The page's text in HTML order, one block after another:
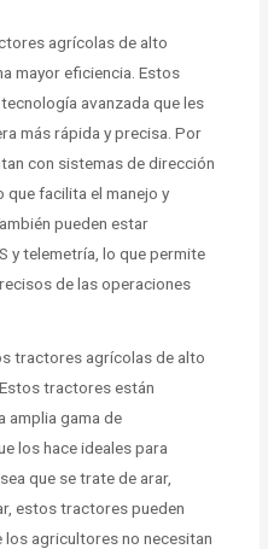
agrícolas de alto
mayor eficiencia. Estos
avanzada que les
más rápida y precisa. Por
con sistemas de dirección
facilita el manejo y
pueden estar
y telemetría, lo que permite
de las operaciones
tractores agrícolas de alto
tractores están
amplia gama de
los hace ideales para
que se trate de arar,
estos tractores pueden
agricultores no necesitan